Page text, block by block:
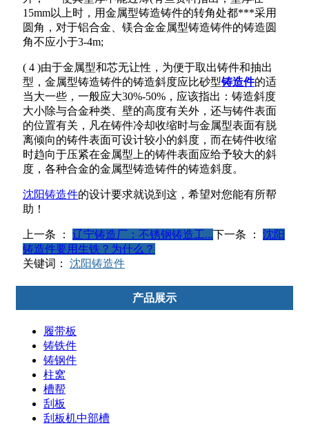
15mm以上时，用金属型铸造铸件的转角处都***采用
圆角，对于铝合金、镁合金金属型铸造铸件的铸造圆
角不应小于3-4m;
( 4 )由于金属型和芯无让性，为便于取出铸件和抽出
型，金属型铸造铸件的铸造斜度应比砂型铸造件的适
当大一些，一般应大30%-50%，应该指出：铸造斜度
大小除与合金种类、壁的高度有关外，还与铸件表面
的位置有关，凡在铸件冷却收缩时与金属型表面有脱
离倾向的铸件表面可设计较小的斜度，而在铸件收缩
时趋向于压紧在金属型上的铸件表面应给予较大的斜
度，各种合金的金属型铸造铸件的铸造斜度。
沈阳铸造件的设计要求就说到这，希望对您能有所帮
助！
上一条 ： 辽宁铸造厂：不锈钢铸造工...下一条 ：
沈阳
铸造件要用生铁？为什么？
关键词： 沈阳铸造件
产品展示
履带板
铸铁件
铸钢件
柱窝
槽帮
刮板
刮板机中部槽